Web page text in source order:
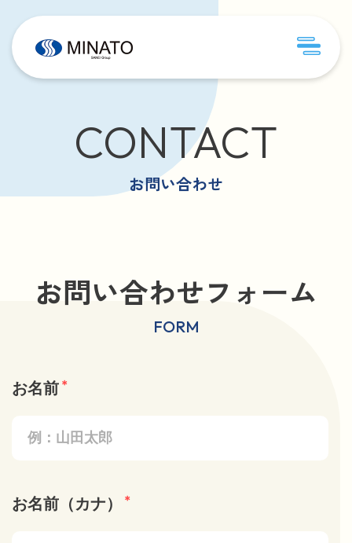
CONTACT
お問い合わせ
お問い合わせフォーム
FORM
お名前 ＊
お名前（カナ） ＊